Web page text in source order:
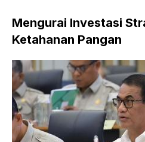
Mengurai Investasi
Ketahanan Pangan